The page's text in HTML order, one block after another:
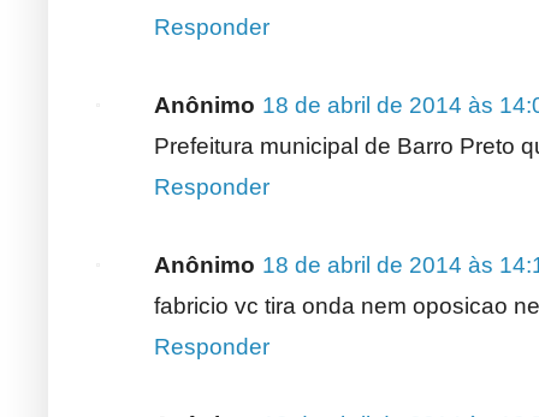
Responder
Anônimo 18 de abril de 2014 às
Prefeitura municipal de Barro Preto
Responder
Anônimo 18 de abril de 2014 às
fabricio vc tira onda nem oposicao
Responder